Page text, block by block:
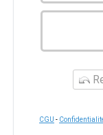
CGU -